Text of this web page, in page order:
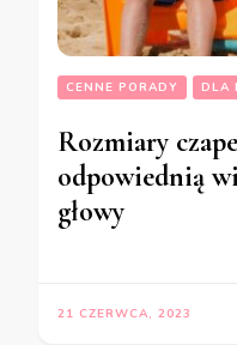
CENNE PORADY DLA
Rozmiary
odpowiednią
głowy
21 CZERWCA, 2023